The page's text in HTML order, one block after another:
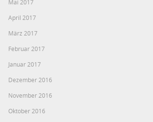
Mai 2017
April 2017
März 2017
Februar 2017
Januar 2017
Dezember 2016
November 2016
Oktober 2016